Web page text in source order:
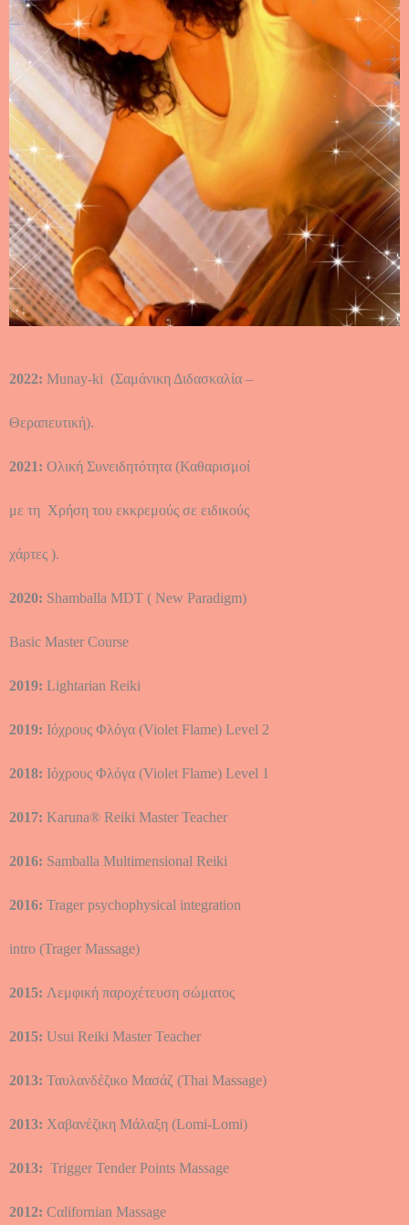
2022: Munay-ki (Σαμάνικη Διδασκαλία –
Θεραπευτική).
2021: Ολική Συνειδητότητα (Καθαρισμοί
με τη Χρήση του εκκρεμούς σε ειδικούς
χάρτες ).
2020: Shamballa MDT ( New Paradigm)
Basic Master Course
2019: Lightarian Reiki
2019: Ιόχρους Φλόγα (Violet Flame) Level 2
2018: Ιόχρους Φλόγα (Violet Flame) Level 1
2017: Karuna® Reiki Master Teacher
2016: Samballa Multimensional Reiki
2016: Trager psychophysical integration
intro (Trager Massage)
2015: Λεμφική παροχέτευση σώματος
2015: Usui Reiki Master Teacher
2013: Ταυλανδέζικο Mασάζ (Τhai Massage)
2013: Χαβανέζικη Mάλαξη (Lomi-Lomi)
2013: Trigger Tender Points Massage
2012: Cαlifornian Μassage